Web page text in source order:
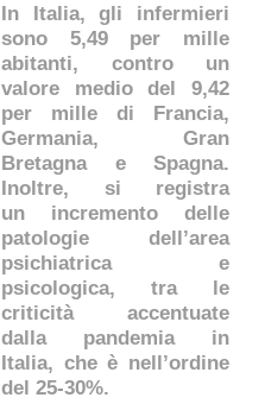
In Italia, gli infermieri
sono 5,49 per mille
abitanti, contro un
valore medio del 9,42
per mille di Francia,
Germania, Gran
Bretagna e Spagna.
Inoltre, si registra
un incremento delle
patologie dell’area
psichiatrica e
psicologica, tra le
criticità accentuate
dalla pandemia in
Italia, che è nell’ordine
del 25-30%.